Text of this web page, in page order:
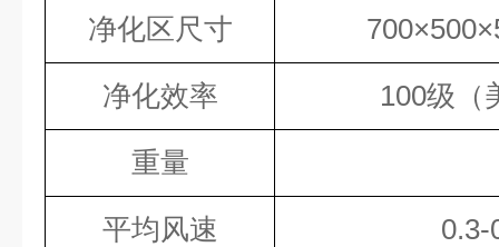
净化区尺寸
净化效率
100级（
重量
平均风速
0.3-